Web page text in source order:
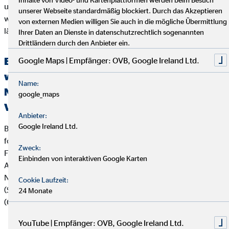
unser Unternehmen nicht zu seiner Zufriedenheit abgeholfen
werden konnte, oder unser Unternehmen seine Beschwerde
länger als zwei Monate nicht bearbeitet hat.
Erklärung über die Berücksichtigung der
wichtigsten nachteiligen Auswirkungen auf
Nachhaltigkeitsfaktoren bei der
Versicherungs- und Finanzanlagenberatung
Bei der Beratung zu Versicherungsanlageprodukten (z.B.
fondsgebundenen Lebens- und Rentenversicherungen) und
Finanzanlageprodukten verfolgt die OVB Vermögensberatung
AG die folgende Strategie zur Berücksichtigung von
Nachhaltigkeitsaspekten wie Umwelt (Environment), Soziales
(Social) und verantwortungsvolle Unternehmensführung
(Governance):
unserer Webseite standardmäßig blockiert. Durch das Akzeptieren
von externen Medien willigen Sie auch in die mögliche Übermittlung
Ihrer Daten an Dienste in datenschutzrechtlich sogenannten
Drittländern durch den Anbieter ein.
Google Maps | Empfänger: OVB, Google Ireland Ltd.
Name:
google_maps
Anbieter:
Google Ireland Ltd.
Zweck:
Einbinden von interaktiven Google Karten
Cookie Laufzeit:
24 Monate
YouTube | Empfänger: OVB, Google Ireland Ltd.